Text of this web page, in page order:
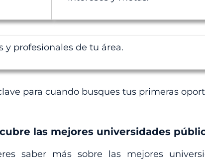
y profesionales de tu área.
para cuando busques tus primeras
las mejores universidades
saber más sobre las mejores